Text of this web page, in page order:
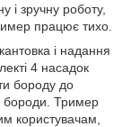
і зручну роботу,
працює тихо.
і надання
4 насадок
бороду до
бороди. Тример
користувачам,